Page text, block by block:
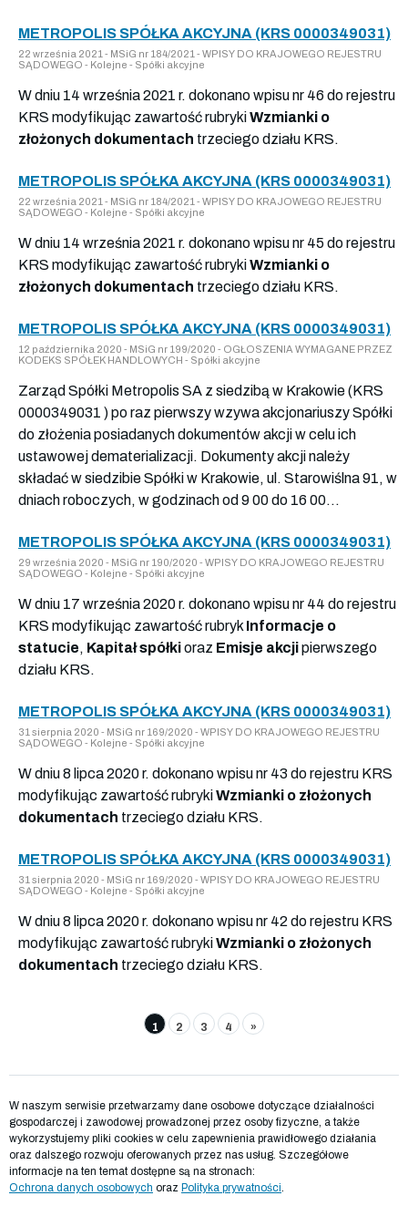
METROPOLIS SPÓŁKA AKCYJNA (KRS 0000349031)
22 września 2021 - MSiG nr 184/2021 - WPISY DO KRAJOWEGO REJESTRU
SĄDOWEGO - Kolejne - Spółki akcyjne
W dniu 14 września 2021 r. dokonano wpisu nr 46 do rejestru
KRS modyfikując zawartość rubrykiWzmianki o
złożonych dokumentach trzeciego działu KRS.
METROPOLIS SPÓŁKA AKCYJNA (KRS 0000349031)
22 września 2021 - MSiG nr 184/2021 - WPISY DO KRAJOWEGO REJESTRU
SĄDOWEGO - Kolejne - Spółki akcyjne
W dniu 14 września 2021 r. dokonano wpisu nr 45 do rejestru
KRS modyfikując zawartość rubrykiWzmianki o
złożonych dokumentach trzeciego działu KRS.
METROPOLIS SPÓŁKA AKCYJNA (KRS 0000349031)
12 października 2020 - MSiG nr 199/2020 - OGŁOSZENIA WYMAGANE PRZEZ
KODEKS SPÓŁEK HANDLOWYCH - Spółki akcyjne
Zarząd Spółki Metropolis SA z siedzibą w Krakowie (KRS
0000349031 ) po raz pierwszy wzywa akcjonariuszy Spółki
do złożenia posiadanych dokumentów akcji w celu ich
ustawowej dematerializacji. Dokumenty akcji należy
składać w siedzibie Spółki w Krakowie, ul. Starowiślna 91, w
dniach roboczych, w godzinach od 9 00 do 16 00...
METROPOLIS SPÓŁKA AKCYJNA (KRS 0000349031)
29 września 2020 - MSiG nr 190/2020 - WPISY DO KRAJOWEGO REJESTRU
SĄDOWEGO - Kolejne - Spółki akcyjne
W dniu 17 września 2020 r. dokonano wpisu nr 44 do rejestru
KRS modyfikując zawartość rubryk Informacje o
statucie, Kapitał spółkioraz Emisje akcjipierwszego
działu KRS.
METROPOLIS SPÓŁKA AKCYJNA (KRS 0000349031)
31 sierpnia 2020 - MSiG nr 169/2020 - WPISY DO KRAJOWEGO REJESTRU
SĄDOWEGO - Kolejne - Spółki akcyjne
W dniu 8 lipca 2020 r. dokonano wpisu nr 43 do rejestru KRS
modyfikując zawartość rubrykiWzmianki o złożonych
dokumentach trzeciego działu KRS.
METROPOLIS SPÓŁKA AKCYJNA (KRS 0000349031)
31 sierpnia 2020 - MSiG nr 169/2020 - WPISY DO KRAJOWEGO REJESTRU
SĄDOWEGO - Kolejne - Spółki akcyjne
W dniu 8 lipca 2020 r. dokonano wpisu nr 42 do rejestru KRS
modyfikując zawartość rubrykiWzmianki o złożonych
dokumentach trzeciego działu KRS.
1 2 3 4 »
W naszym serwisie przetwarzamy dane osobowe dotyczące działalności
gospodarczej i zawodowej prowadzonej przez osoby fizyczne, a także
wykorzystujemy pliki cookies w celu zapewnienia prawidłowego działania
oraz dalszego rozwoju oferowanych przez nas usług. Szczegółowe
informacje na ten temat dostępne są na stronach:
Ochrona danych osobowych oraz Polityka prywatności